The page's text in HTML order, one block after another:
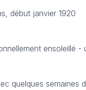
début janvier 1920
ensoleillé -
quelques semaines